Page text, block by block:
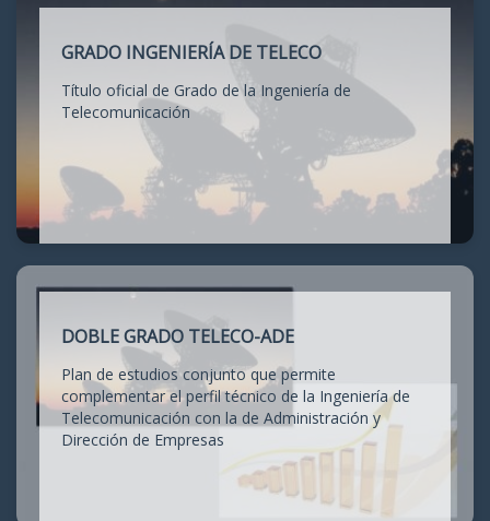
GRADO INGENIERÍA DE TELECO
Título oficial de Grado de la Ingeniería de
Telecomunicación
DOBLE GRADO TELECO-ADE
Plan de estudios conjunto que permite
complementar el perfil técnico de la Ingeniería de
Telecomunicación con la de Administración y
Dirección de Empresas